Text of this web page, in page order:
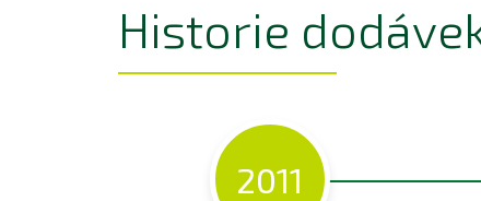
Historie
2011